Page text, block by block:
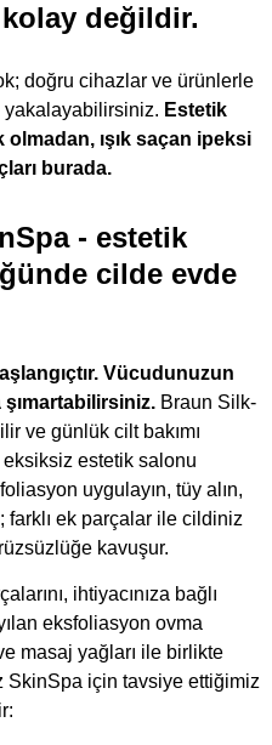
değildir.
doğru cihazlar ve ürünlerle
Estetik
ışık saçan ipeksi
burada.
- estetik
cilde evde
Vücudunuzun
şımartabilirsiniz. Braun Silk-
ve günlük cilt bakımı
estetik salonu
uygulayın, tüy alın,
farklı ek parçalar ile cildiniz
kavuşur.
ihtiyacınıza bağlı
eksfoliasyon ovma
masaj yağları ile birlikte
için tavsiye ettiğimiz